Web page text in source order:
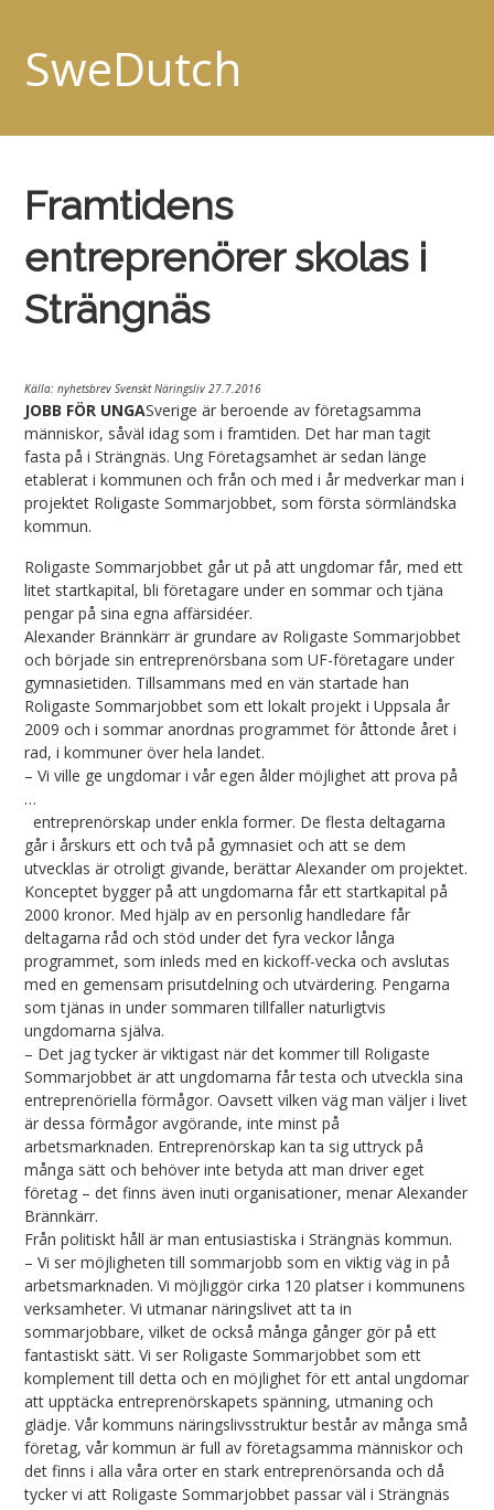
SweDutch
Framtidens
entreprenörer skolas i
Strängnäs
Källa: nyhetsbrev Svenskt Näringsliv 27.7.2016
JOBB FÖR UNGASverige är beroende av företagsamma
människor, såväl idag som i framtiden. Det har man tagit
fasta på i Strängnäs. Ung Företagsamhet är sedan länge
etablerat i kommunen och från och med i år medverkar man i
projektet Roligaste Sommarjobbet, som första sörmländska
kommun.
Roligaste Sommarjobbet går ut på att ungdomar får, med ett
litet startkapital, bli företagare under en sommar och tjäna
pengar på sina egna affärsidéer.
Alexander Brännkärr är grundare av Roligaste Sommarjobbet
och började sin entreprenörsbana som UF-företagare under
gymnasietiden. Tillsammans med en vän startade han
Roligaste Sommarjobbet som ett lokalt projekt i Uppsala år
2009 och i sommar anordnas programmet för åttonde året i
rad, i kommuner över hela landet.
– Vi ville ge ungdomar i vår egen ålder möjlighet att prova på
…
entreprenörskap under enkla former. De flesta deltagarna
går i årskurs ett och två på gymnasiet och att se dem
utvecklas är otroligt givande, berättar Alexander om projektet.
Konceptet bygger på att ungdomarna får ett startkapital på
2000 kronor. Med hjälp av en personlig handledare får
deltagarna råd och stöd under det fyra veckor långa
programmet, som inleds med en kickoff-vecka och avslutas
med en gemensam prisutdelning och utvärdering. Pengarna
som tjänas in under sommaren tillfaller naturligtvis
ungdomarna själva.
– Det jag tycker är viktigast när det kommer till Roligaste
Sommarjobbet är att ungdomarna får testa och utveckla sina
entreprenöriella förmågor. Oavsett vilken väg man väljer i livet
är dessa förmågor avgörande, inte minst på
arbetsmarknaden. Entreprenörskap kan ta sig uttryck på
många sätt och behöver inte betyda att man driver eget
företag – det finns även inuti organisationer, menar Alexander
Brännkärr.
Från politiskt håll är man entusiastiska i Strängnäs kommun.
– Vi ser möjligheten till sommarjobb som en viktig väg in på
arbetsmarknaden. Vi möjliggör cirka 120 platser i kommunens
verksamheter. Vi utmanar näringslivet att ta in
sommarjobbare, vilket de också många gånger gör på ett
fantastiskt sätt. Vi ser Roligaste Sommarjobbet som ett
komplement till detta och en möjlighet för ett antal ungdomar
att upptäcka entreprenörskapets spänning, utmaning och
glädje. Vår kommuns näringslivsstruktur består av många små
företag, vår kommun är full av företagsamma människor och
det finns i alla våra orter en stark entreprenörsanda och då
tycker vi att Roligaste Sommarjobbet passar väl i Strängnäs